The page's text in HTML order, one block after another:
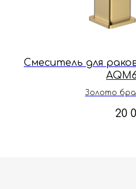
Смеситель для
Золото
20
заказы с понедельника по пятницу
с 8:00 до 18:00 по Москве.
Политика конфиденциальности